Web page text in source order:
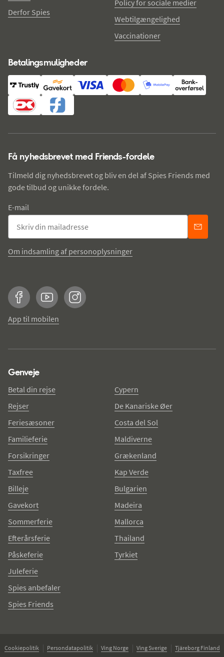
Derfor Spies
Policy for sociale medier
Webtilgængelighed
Vaccinationer
Betalingsmuligheder
Få nyhedsbrevet med Friends-fordele
Tilmeld dig nyhedsbrevet og bliv en del af Spies Friends med
gode tilbud og unikke fordele.
E-mail
Om indsamling af personoplysninger
FacebookYouTubeInstagram
App til mobilen
Genveje
Betal din rejse
Rejser
Feriesæsoner
Familieferie
Forsikringer
Taxfree
Billeje
Gavekort
Sommerferie
Efterårsferie
Påskeferie
Juleferie
Spies anbefaler
Spies Friends
Cypern
De Kanariske Øer
Costa del Sol
Maldiverne
Grækenland
Kap Verde
Bulgarien
Madeira
Mallorca
Thailand
Tyrkiet
Cookiepolitik Persondatapolitik Ving Norge Ving Sverige
Tjäreborg Finland